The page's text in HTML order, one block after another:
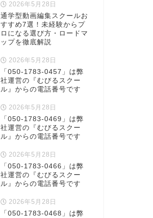
2026年5月28日
通学型動画編集スクールお
すすめ7選！未経験からプ
ロになる選び方・ロードマ
ップを徹底解説
2026年5月28日
「050-1783-0457」は弊
社運営の『むびるスクー
ル』からの電話番号です
2026年5月28日
「050-1783-0469」は弊
社運営の『むびるスクー
ル』からの電話番号です
2026年5月28日
「050-1783-0466」は弊
社運営の『むびるスクー
ル』からの電話番号です
2026年5月28日
「050-1783-0468」は弊